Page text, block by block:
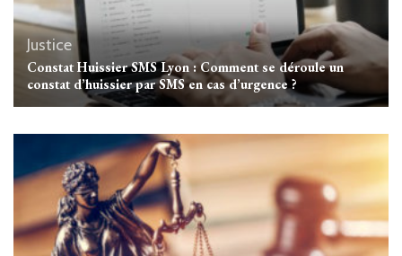
Justice
Constat Huissier SMS Lyon : Comment se déroule un
constat d’huissier par SMS en cas d’urgence ?